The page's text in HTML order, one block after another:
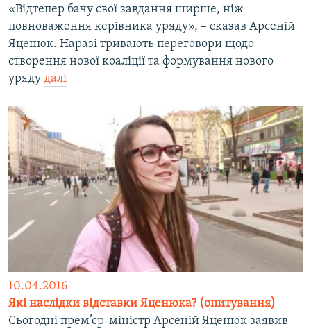
«Відтепер бачу свої завдання ширше, ніж
повноваження керівника уряду», – сказав Арсеній
Яценюк. Наразі тривають переговори щодо
створення нової коаліції та формування нового
уряду далі
10.04.2016
Які наслідки відставки Яценюка? (опитування)
Сьогодні прем’єр-міністр Арсеній Яценюк заявив